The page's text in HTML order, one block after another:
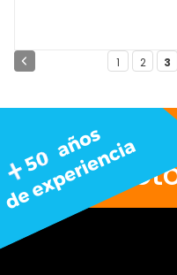
1 2 3
Nos